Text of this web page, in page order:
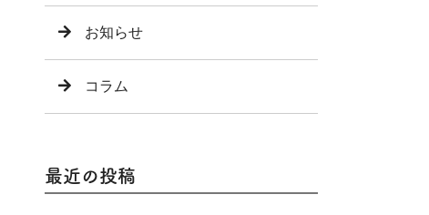
お知らせ
コラム
最近の投稿